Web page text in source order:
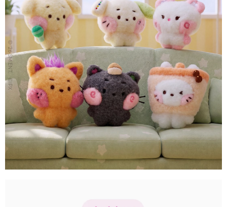
３．收到繳費通知簡訊後14天內，點擊此簡訊中的連結，可透過四大超商／
ATM／網路銀行／等多元方式進行付款，方視為交易完成。
※ 請注意：結帳手續完成當下不需立刻繳費，但若您需要取消訂單，請聯絡
購買商品的店家。未經商家同意取消之訂單仍視為有效，需透過AFTEE先享
後付繳納相關費用。
※ 交易是否成功請以「AFTEE先享後付 」之結帳頁面顯示為準，若有關於
是否繳費成功／繳費後需取消欲退款等相關疑問，請聯繫「AFTEE先享後付
客戶支援中心」https://netprotections.freshdesk.com/support/home
【注意事項】
１．透過由恩沛科技股份有限公司提供之「AFTEE先享後付」服務完成之交
易，需依本服務之必要範圍內提供個人資料，並將交易相關給付款項請求債
權轉讓予恩沛科技股份有限公司。
２．關於個人資料處理事宜，請瀏覽以下網址：
https://aftee.tw/terms/#terms3
３．未成年的使用者請事先徵得法定代理人或監護人之同意方可使用
「AFTEE先享後付」，若未經同意申辦者引起之損失，本公司不負相關責
任。
４．使用「AFTEE先享後付」時，將依據個別帳號之用戶狀況，依本公司即
7-11取貨付款
每筆NT$60，滿NT$1,599(含以上)免運費
付款後7-11取貨
每筆NT$60，滿NT$1,599(含以上)免運費
新竹貨運
每筆NT$90
宅配 (離島)
每筆NT$200
付款後門市自取
免運費